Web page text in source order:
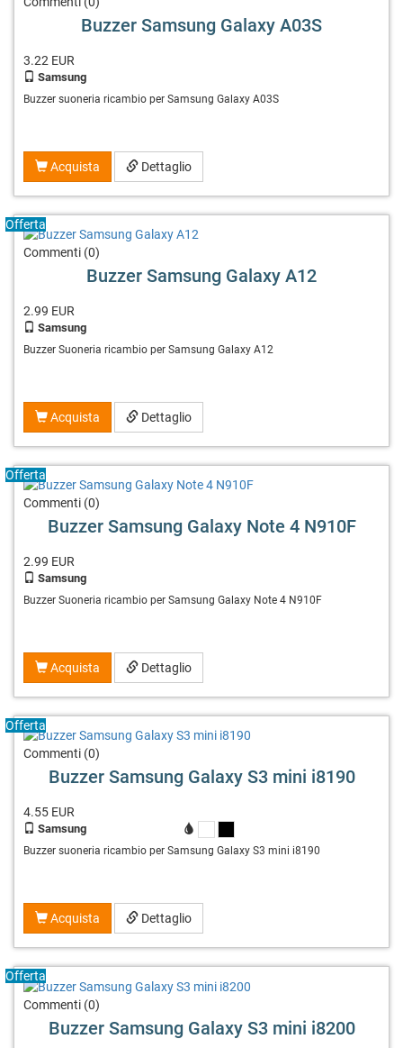
Buzzer Samsung Galaxy A03S
3.22 EUR
Samsung
Buzzer suoneria ricambio per Samsung Galaxy A03S
Acquista Dettaglio
Offerta
Commenti (0)
Buzzer Samsung Galaxy A12
2.99 EUR
Samsung
Buzzer Suoneria ricambio per Samsung Galaxy A12
Acquista Dettaglio
Offerta
Commenti (0)
Buzzer Samsung Galaxy Note 4 N910F
2.99 EUR
Samsung
Buzzer Suoneria ricambio per Samsung Galaxy Note 4 N910F
Acquista Dettaglio
Offerta
Commenti (0)
Buzzer Samsung Galaxy S3 mini i8190
4.55 EUR
Samsung
Buzzer suoneria ricambio per Samsung Galaxy S3 mini i8190
Acquista Dettaglio
Offerta
Commenti (0)
Buzzer Samsung Galaxy S3 mini i8200